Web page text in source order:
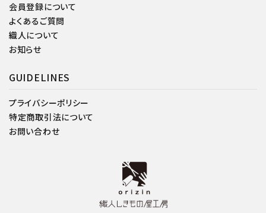
会員登録について
よくあるご質問
織人について
お知らせ
GUIDELINES
プライバシーポリシー
特定商取引法について
お問い合わせ